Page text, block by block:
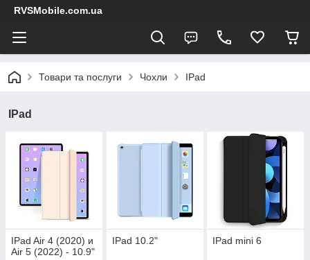
RVSMobile.com.ua
Товари та послуги Чохли IPad
IPad
IPad Air 4 (2020) и
Air 5 (2022) - 10.9"
IPad 10.2" IPad mini 6